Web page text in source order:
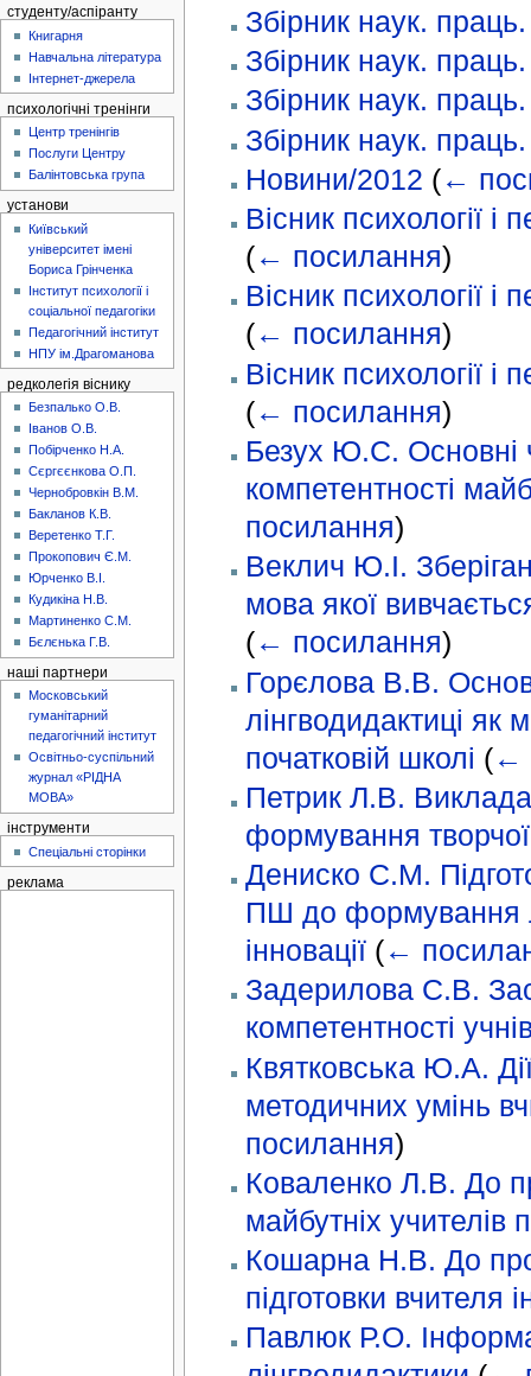
Збірник наук.
Збірник наук.
Збірник наук.
Збірник наук.
Новини/2012 (←
Вісник психології і
(← посилання)
Вісник психології і
(← посилання)
Вісник психології і
(← посилання)
Безух Ю.С. Основні
компетентності
посилання)
Веклич Ю.І.
мова якої
(← посилання)
Горєлова В.В.
лінгводидактиці як
початковій школі (←
Петрик Л.В.
формування
Дениско С.М.
ПШ до формування
інновації (←
Задерилова С.В.
компетентності
Квятковська Ю.А.
методичних умінь
посилання)
Коваленко Л.В. До
майбутніх учителів
Кошарна Н.В. До
підготовки вчителя
Павлюк Р.О.
студенту/аспіранту
Книгарня
Навчальна література
Інтернет-джерела
психологічні тренінги
Центр тренінгів
Послуги Центру
Балінтовська група
установи
Київський
університет імені
Бориса Грінченка
Інститут психології і
соціальної педагогіки
Педагогічний інститут
НПУ ім.Драгоманова
редколегія віснику
Безпалько О.В.
Іванов О.В.
Побірченко Н.А.
Сєргєєнкова О.П.
Чернобровкін В.М.
Бакланов К.В.
Веретенко Т.Г.
Прокопович Є.М.
Юрченко В.І.
Кудикіна Н.В.
Мартиненко С.М.
Бєлєнька Г.В.
наші партнери
Московський
гуманітарний
педагогічний інститут
Освітньо-суспільний
журнал «РІДНА
МОВА»
інструменти
Спеціальні сторінки
реклама